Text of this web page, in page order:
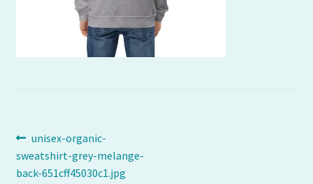
Navigation
de
Article
précédent :
unisex-organic-
sweatshirt-grey-melange-
back-651cff45030c1.jpg